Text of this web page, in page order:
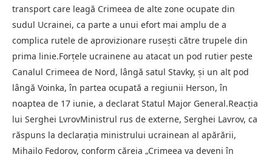
transport care leagă Crimeea de alte zone ocupate din
sudul Ucrainei, ca parte a unui efort mai amplu de a
complica rutele de aprovizionare rusești către trupele din
prima linie.Forțele ucrainene au atacat un pod rutier peste
Canalul Crimeea de Nord, lângă satul Stavky, și un alt pod
lângă Voinka, în partea ocupată a regiunii Herson, în
noaptea de 17 iunie, a declarat Statul Major General.Reacția
lui Serghei LvrovMinistrul rus de externe, Serghei Lavrov, ca
răspuns la declarația ministrului ucrainean al apărării,
Mihailo Fedorov, conform căreia „Crimeea va deveni în